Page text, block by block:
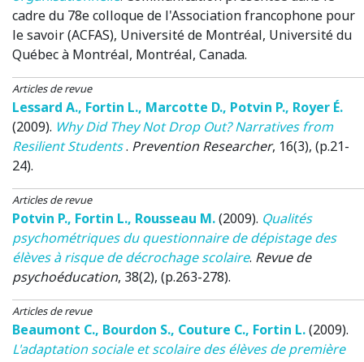
cadre du 78e colloque de l'Association francophone pour
le savoir (ACFAS), Université de Montréal, Université du
Québec à Montréal, Montréal, Canada.
Articles de revue
Lessard A., Fortin L., Marcotte D., Potvin P., Royer É.
(2009). Why Did They Not Drop Out? Narratives from
Resilient Students. Prevention Researcher, 16(3), (p.21-
24).
Articles de revue
Potvin P., Fortin L., Rousseau M.(2009). Qualités
psychométriques du questionnaire de dépistage des
élèves à risque de décrochage scolaire. Revue de
psychoéducation, 38(2), (p.263-278).
Articles de revue
Beaumont C., Bourdon S., Couture C., Fortin L.(2009).
L'adaptation sociale et scolaire des élèves de première